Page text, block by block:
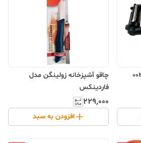
چاقو آشپزخانه زولینگن مدل
فاردینکس
۲۲۹٬۰۰۰
افزودن به سبد